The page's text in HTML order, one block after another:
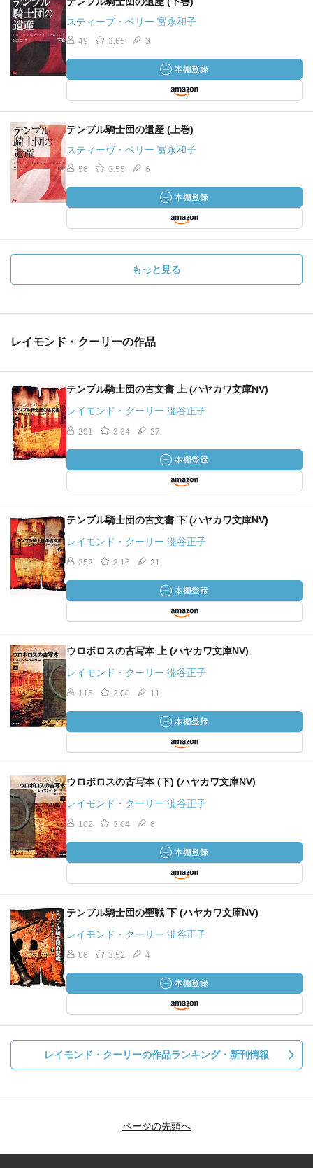
スティーブ・ベリー 富永和子
49 3.65 3
テンプル騎士団の遺産 (上巻)
スティーヴ・ベリー 富永和子
56 3.55 6
もっと見る
レイモンド・クーリーの作品
テンプル騎士団の古文書 上 (ハヤカワ文庫NV)
レイモンド・クーリー 澁谷正子
291 3.34 27
テンプル騎士団の古文書 下 (ハヤカワ文庫NV)
レイモンド・クーリー 澁谷正子
252 3.16 21
ウロボロスの古写本 上 (ハヤカワ文庫NV)
レイモンド・クーリー 澁谷正子
115 3.00 11
ウロボロスの古写本 (下) (ハヤカワ文庫NV)
レイモンド・クーリー 澁谷正子
102 3.04 6
テンプル騎士団の聖戦 下 (ハヤカワ文庫NV)
レイモンド・クーリー 澁谷正子
86 3.52 4
レイモンド・クーリーの作品ランキング・新刊情報
ページの先頭へ